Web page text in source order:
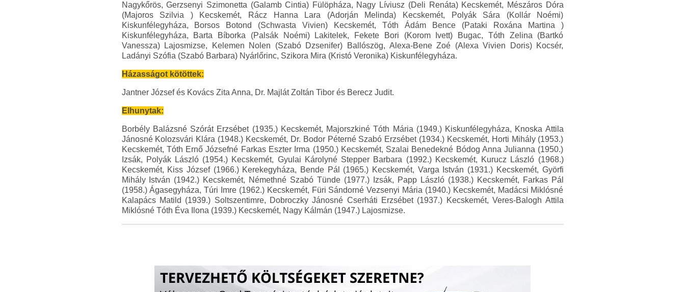
Nagykőrös, Gerzsenyi Szimonetta (Galamb Cintia) Fülöpháza, Nagy Líviusz (Deli Renáta) Kecskemét, Mészáros Dóra
(Majoros Szilvia ) Kecskemét, Rácz Hanna Lara (Adorján Melinda) Kecskemét, Polyák Sára (Kollár Noémi)
Kiskunfélegyháza, Borsos Botond (Schwasta Vivien) Kecskemét, Tóth Ádám Bence (Pataki Roxána Martina )
Kiskunfélegyháza, Barta Bíborka (Palsák Noémi) Lakitelek, Fekete Bori (Korom Ivett) Bugac, Tóth Zelina (Bartkó
Vanessza) Lajosmizse, Kelemen Nolen (Szabó Dzsenifer) Ballószög, Alexa-Bene Zoé (Alexa Vivien Doris) Kocsér,
Ladányi Szófia (Szabó Barbara) Nyárlőrinc, Szikora Mira (Kristó Veronika) Kiskunfélegyháza.
Házasságot kötöttek:
Jantner József és Kovács Zita Anna, Dr. Majlát Zoltán Tibor és Berecz Judit.
Elhunytak:
Borbély Balázsné Szórát Erzsébet (1935.) Kecskemét, Majorszkiné Tóth Mária (1949.) Kiskunfélegyháza, Knoska Attila
Jánosné Kolozsvári Klára (1948.) Kecskemét, Dr. Bodor Péterné Szabó Erzsébet (1934.) Kecskemét, Horti Mihály (1953.)
Kecskemét, Tóth Ernő Józsefné Farkas Eszter Irma (1950.) Kecskemét, Szalai Benedekné Bódog Anna Julianna (1950.)
Izsák, Polyák László (1954.) Kecskemét, Gyulai Károlyné Stepper Barbara (1992.) Kecskemét, Kurucz László (1968.)
Kecskemét, Kiss József (1966.) Kerekegyháza, Bende Pál (1965.) Kecskemét, Varga István (1931.) Kecskemét, Györfi
Mihály István (1942.) Kecskemét, Némethné Szabó Tünde (1977.) Izsák, Papp László (1938.) Kecskemét, Farkas Pál
(1958.) Ágasegyháza, Túri Imre (1962.) Kecskemét, Füri Sándorné Vezsenyi Mária (1940.) Kecskemét, Madácsi Miklósné
Kalapács Matild (1939.) Soltszentimre, Dobroczky Jánosné Cserháti Erzsébet (1937.) Kecskemét, Veres-Balogh Attila
Miklósné Tóth Éva Ilona (1939.) Kecskemét, Nagy Kálmán (1947.) Lajosmizse.